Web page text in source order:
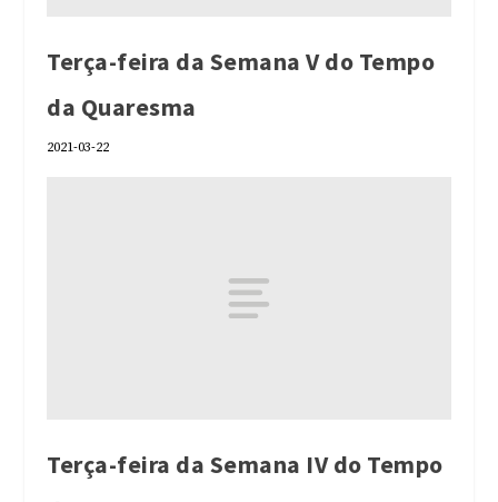
Terça-feira da Semana V do Tempo
da Quaresma
2021-03-22
Terça-feira da Semana IV do Tempo